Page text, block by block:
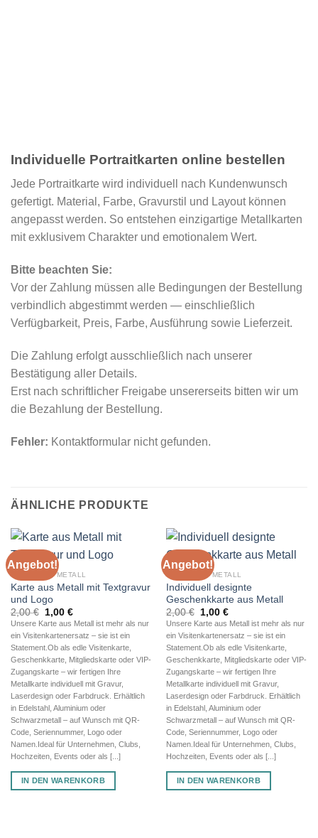
Individuelle Portraitkarten online bestellen
Jede Portraitkarte wird individuell nach Kundenwunsch
gefertigt. Material, Farbe, Gravurstil und Layout können
angepasst werden. So entstehen einzigartige Metallkarten
mit exklusivem Charakter und emotionalem Wert.
Bitte beachten Sie:
Vor der Zahlung müssen alle Bedingungen der Bestellung
verbindlich abgestimmt werden — einschließlich
Verfügbarkeit, Preis, Farbe, Ausführung sowie Lieferzeit.
Die Zahlung erfolgt ausschließlich nach unserer
Bestätigung aller Details.
Erst nach schriftlicher Freigabe unsererseits bitten wir um
die Bezahlung der Bestellung.
Fehler: Kontaktformular nicht gefunden.
ÄHNLICHE PRODUKTE
Angebot!
KARTE AUS METALL
Karte aus Metall mit Textgravur
und Logo
2,00€
Ursprünglicher
Preis
war:
2,00 €
1,00 €Aktueller
Preis
1,00 €.
Unsere Karte aus Metall ist mehr als nur
ein Visitenkartenersatz – sie ist ein
Statement.Ob als edle Visitenkarte,
Geschenkkarte, Mitgliedskarte oder VIP-
Zugangskarte – wir fertigen Ihre
Metallkarte individuell mit Gravur,
Laserdesign oder Farbdruck. Erhältlich
in Edelstahl, Aluminium oder
Schwarzmetall – auf Wunsch mit QR-
Code, Seriennummer, Logo oder
Namen.Ideal für Unternehmen, Clubs,
Hochzeiten, Events oder als [...]
IN DEN WARENKORB
Angebot!
KARTE AUS METALL
Individuell designte
Geschenkkarte aus Metall
2,00€
Ursprünglicher
Preis
war:
2,00 €
1,00 €Aktueller
Preis
1,00 €.
Unsere Karte aus Metall ist mehr als nur
ein Visitenkartenersatz – sie ist ein
Statement.Ob als edle Visitenkarte,
Geschenkkarte, Mitgliedskarte oder VIP-
Zugangskarte – wir fertigen Ihre
Metallkarte individuell mit Gravur,
Laserdesign oder Farbdruck. Erhältlich
in Edelstahl, Aluminium oder
Schwarzmetall – auf Wunsch mit QR-
Code, Seriennummer, Logo oder
Namen.Ideal für Unternehmen, Clubs,
Hochzeiten, Events oder als [...]
IN DEN WARENKORB